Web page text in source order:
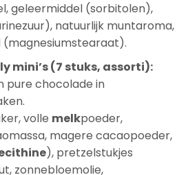
geleermiddel (sorbitolen),
natuurlijk muntaroma,
mini’s (7 stuks, assorti):
pure chocolade in
volle melkpoeder,
magere cacaopoeder,
), pretzelstukjes
zonnebloemolie,